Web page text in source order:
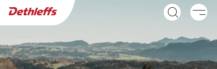
Przyczepy
Wyszukiwarka dealerów